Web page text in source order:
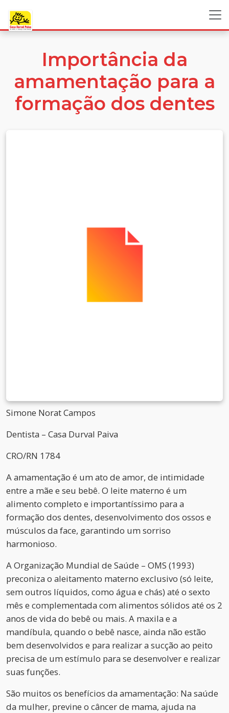
Importância da
amamentação para a
formação dos dentes
Simone Norat Campos
Dentista – Casa Durval Paiva
CRO/RN 1784
A amamentação é um ato de amor, de intimidade
entre a mãe e seu bebê. O leite materno é um
alimento completo e importantíssimo para a
formação dos dentes, desenvolvimento dos ossos e
músculos da face, garantindo um sorriso
harmonioso.
A Organização Mundial de Saúde – OMS (1993)
preconiza o aleitamento materno exclusivo (só leite,
sem outros líquidos, como água e chás) até o sexto
mês e complementada com alimentos sólidos até os 2
anos de vida do bebê ou mais. A maxila e a
mandíbula, quando o bebê nasce, ainda não estão
bem desenvolvidos e para realizar a sucção ao peito
precisa de um estímulo para se desenvolver e realizar
suas funções.
São muitos os benefícios da amamentação: Na saúde
da mulher, previne o câncer de mama, ajuda na